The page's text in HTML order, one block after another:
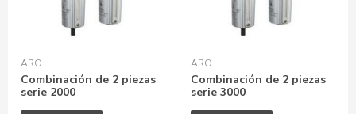
ARO
Combinación de 2 piezas
serie 2000
ARO
Combinación de 2 piezas
serie 3000